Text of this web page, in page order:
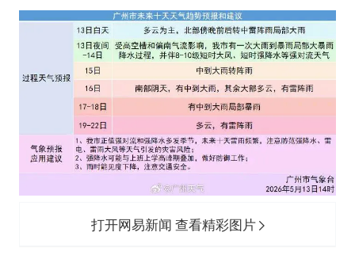
打开网易新闻 查看精彩图片